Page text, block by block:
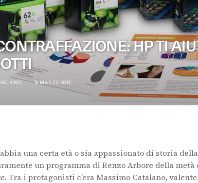
HP TI
16 MARZO 2018
una certa età o sia appassionato di storia
un programma di Renzo Arbore della metà
. Tra i protagonisti c’era Massimo Catalano,